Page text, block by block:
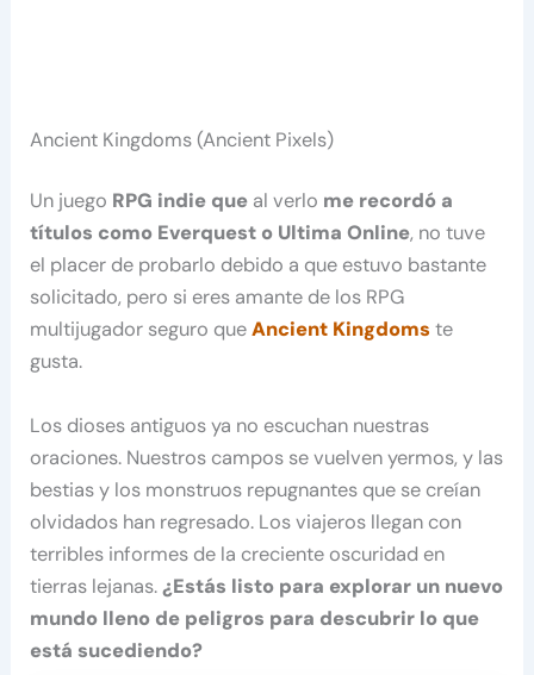
Ancient Kingdoms (Ancient Pixels)
Un juego RPG indie que al verlo me recordó a
títulos como Everquest o Ultima Online, no tuve
el placer de probarlo debido a que estuvo bastante
solicitado, pero si eres amante de los RPG
multijugador seguro queAncient Kingdoms te
gusta.
Los dioses antiguos ya no escuchan nuestras
oraciones. Nuestros campos se vuelven yermos, y las
bestias y los monstruos repugnantes que se creían
olvidados han regresado. Los viajeros llegan con
terribles informes de la creciente oscuridad en
tierras lejanas.¿Estás listo para explorar un nuevo
mundo lleno de peligros para descubrir lo que
está sucediendo?